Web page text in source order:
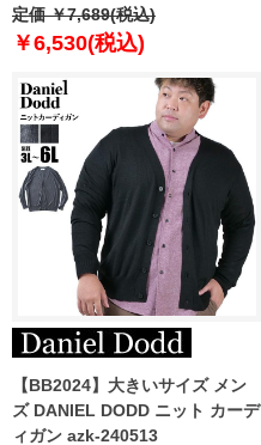
テーパード azp240401201t
定価 ￥7,689(税込)
￥6,530(税込)
【BB2024】大きいサイズ メン
ズ DANIEL DODD ニット カーデ
ィガン azk-240513